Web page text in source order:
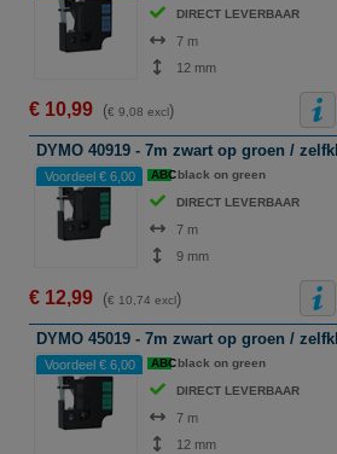
DIRECT LEVERBAAR
7 m
12 mm
€ 10,99 (€ 9,08 excl)
DYMO 40919 - 7m zwart op groen /
Voordeel € 6,00 ABCblack on green
DIRECT LEVERBAAR
7 m
9 mm
€ 12,99 (€ 10,74 excl)
DYMO 45019 - 7m zwart op groen /
Voordeel € 6,00 ABCblack on green
DIRECT LEVERBAAR
7 m
12 mm